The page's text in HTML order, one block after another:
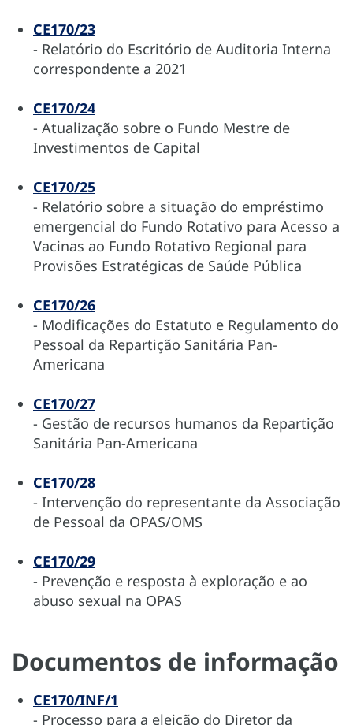
CE170/23
- Relatório do Escritório de Auditoria Interna
correspondente a 2021
CE170/24
- Atualização sobre o Fundo Mestre de
Investimentos de Capital
CE170/25
- Relatório sobre a situação do empréstimo
emergencial do Fundo Rotativo para Acesso a
Vacinas ao Fundo Rotativo Regional para
Provisões Estratégicas de Saúde Pública
CE170/26
- Modificações do Estatuto e Regulamento do
Pessoal da Repartição Sanitária Pan-
Americana
CE170/27
- Gestão de recursos humanos da Repartição
Sanitária Pan-Americana
CE170/28
- Intervenção do representante da Associação
de Pessoal da OPAS/OMS
CE170/29
- Prevenção e resposta à exploração e ao
abuso sexual na OPAS
Documentos de informação
CE170/INF/1
- Processo para a eleição do Diretor da